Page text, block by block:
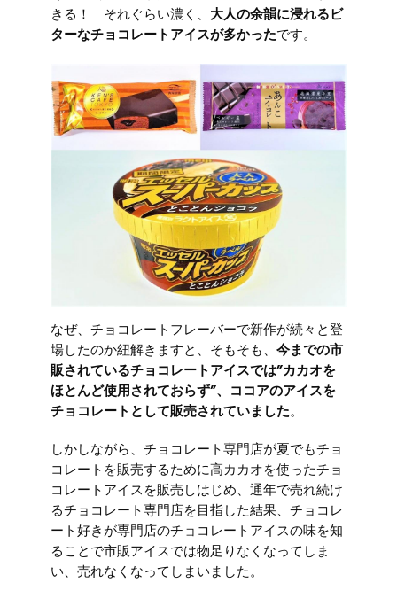
きる！ それぐらい濃く、 大人の余韻に浸れるビ
ターなチョコレートアイスが多かったです。
なぜ、チョコレートフレーバーで新作が続々と登
場したのか紐解きますと、そもそも、 今までの市
販されているチョコレートアイスでは”カカオを
ほとんど使用されておらず”、ココアのアイスを
チョコレートとして販売されていました。
しかしながら、チョコレート専門店が夏でもチョ
コレートを販売するために高カカオを使ったチョ
コレートアイスを販売しはじめ、通年で売れ続け
るチョコレート専門店を目指した結果、チョコレ
ート好きが専門店のチョコレートアイスの味を知
ることで市販アイスでは物足りなくなってしま
い、売れなくなってしまいました。